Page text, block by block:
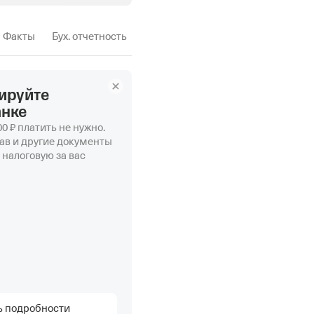
Факты Бух. отчетность
₽ платить не нужно.
и другие документы
за вас
подробности